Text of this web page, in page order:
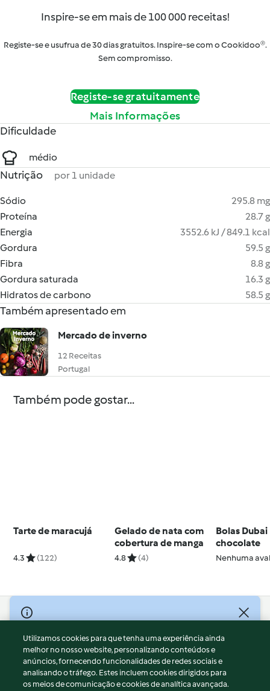
Inspire-se em mais de 100 000 receitas!
Registe-se e usufrua de 30 dias gratuitos. Inspire-se com o Cookidoo®.
Sem compromisso.
Registe-se gratuitamente
Mais Informações
Dificuldade
médio
Nutrição por 1 unidade
Sódio
295.8 mg
Proteína
28.7 g
Energia
3552.6 kJ / 849.1 kcal
Gordura
59.5 g
Fibra
8.8 g
Gordura saturada
16.3 g
Hidratos de carbono
58.5 g
Também apresentado em
Mercado de inverno
12 Receitas
Portugal
Também pode gostar...
Tarte de maracujá
4.3 (122)
Gelado de nata com
cobertura de manga
4.8 (4)
Bolas Dubai
chocolate
Nenhuma
© Copyright 2026
Termos de Utilização
Aviso sobre Proteção de Dados
Aviso
Apoio legal
Utilizamos cookies para que tenha uma experiência ainda
melhor no nosso website, personalizando conteúdos e
anúncios, fornecendo funcionalidades de redes sociais e
analisando o tráfego. Estes incluem cookies dirigidos para
os meios de comunicação e cookies de analítica avançada.